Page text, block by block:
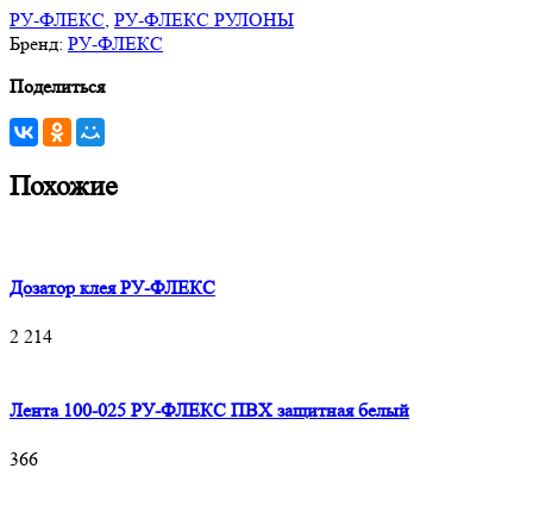
РУ-ФЛЕКС, РУ-ФЛЕКС РУЛОНЫ
Бренд: РУ-ФЛЕКС
Поделиться
Похожие
Дозатор клея РУ-ФЛЕКС
2 214
Лента 100-025 РУ-ФЛЕКС ПВХ защитная белый
366